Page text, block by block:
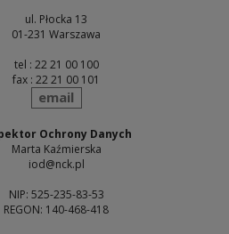
ul. Płocka 13
01-231 Warszawa
tel : 22 21 00 100
fax : 22 21 00 101
send
email
Ochrony Danych
Marta Kaźmierska
iod@nck.pl
NIP: 525-235-83-53
REGON: 140-468-418